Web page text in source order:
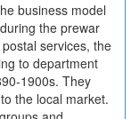
business model
the prewar
services, the
to department
1900s. They
the local market.